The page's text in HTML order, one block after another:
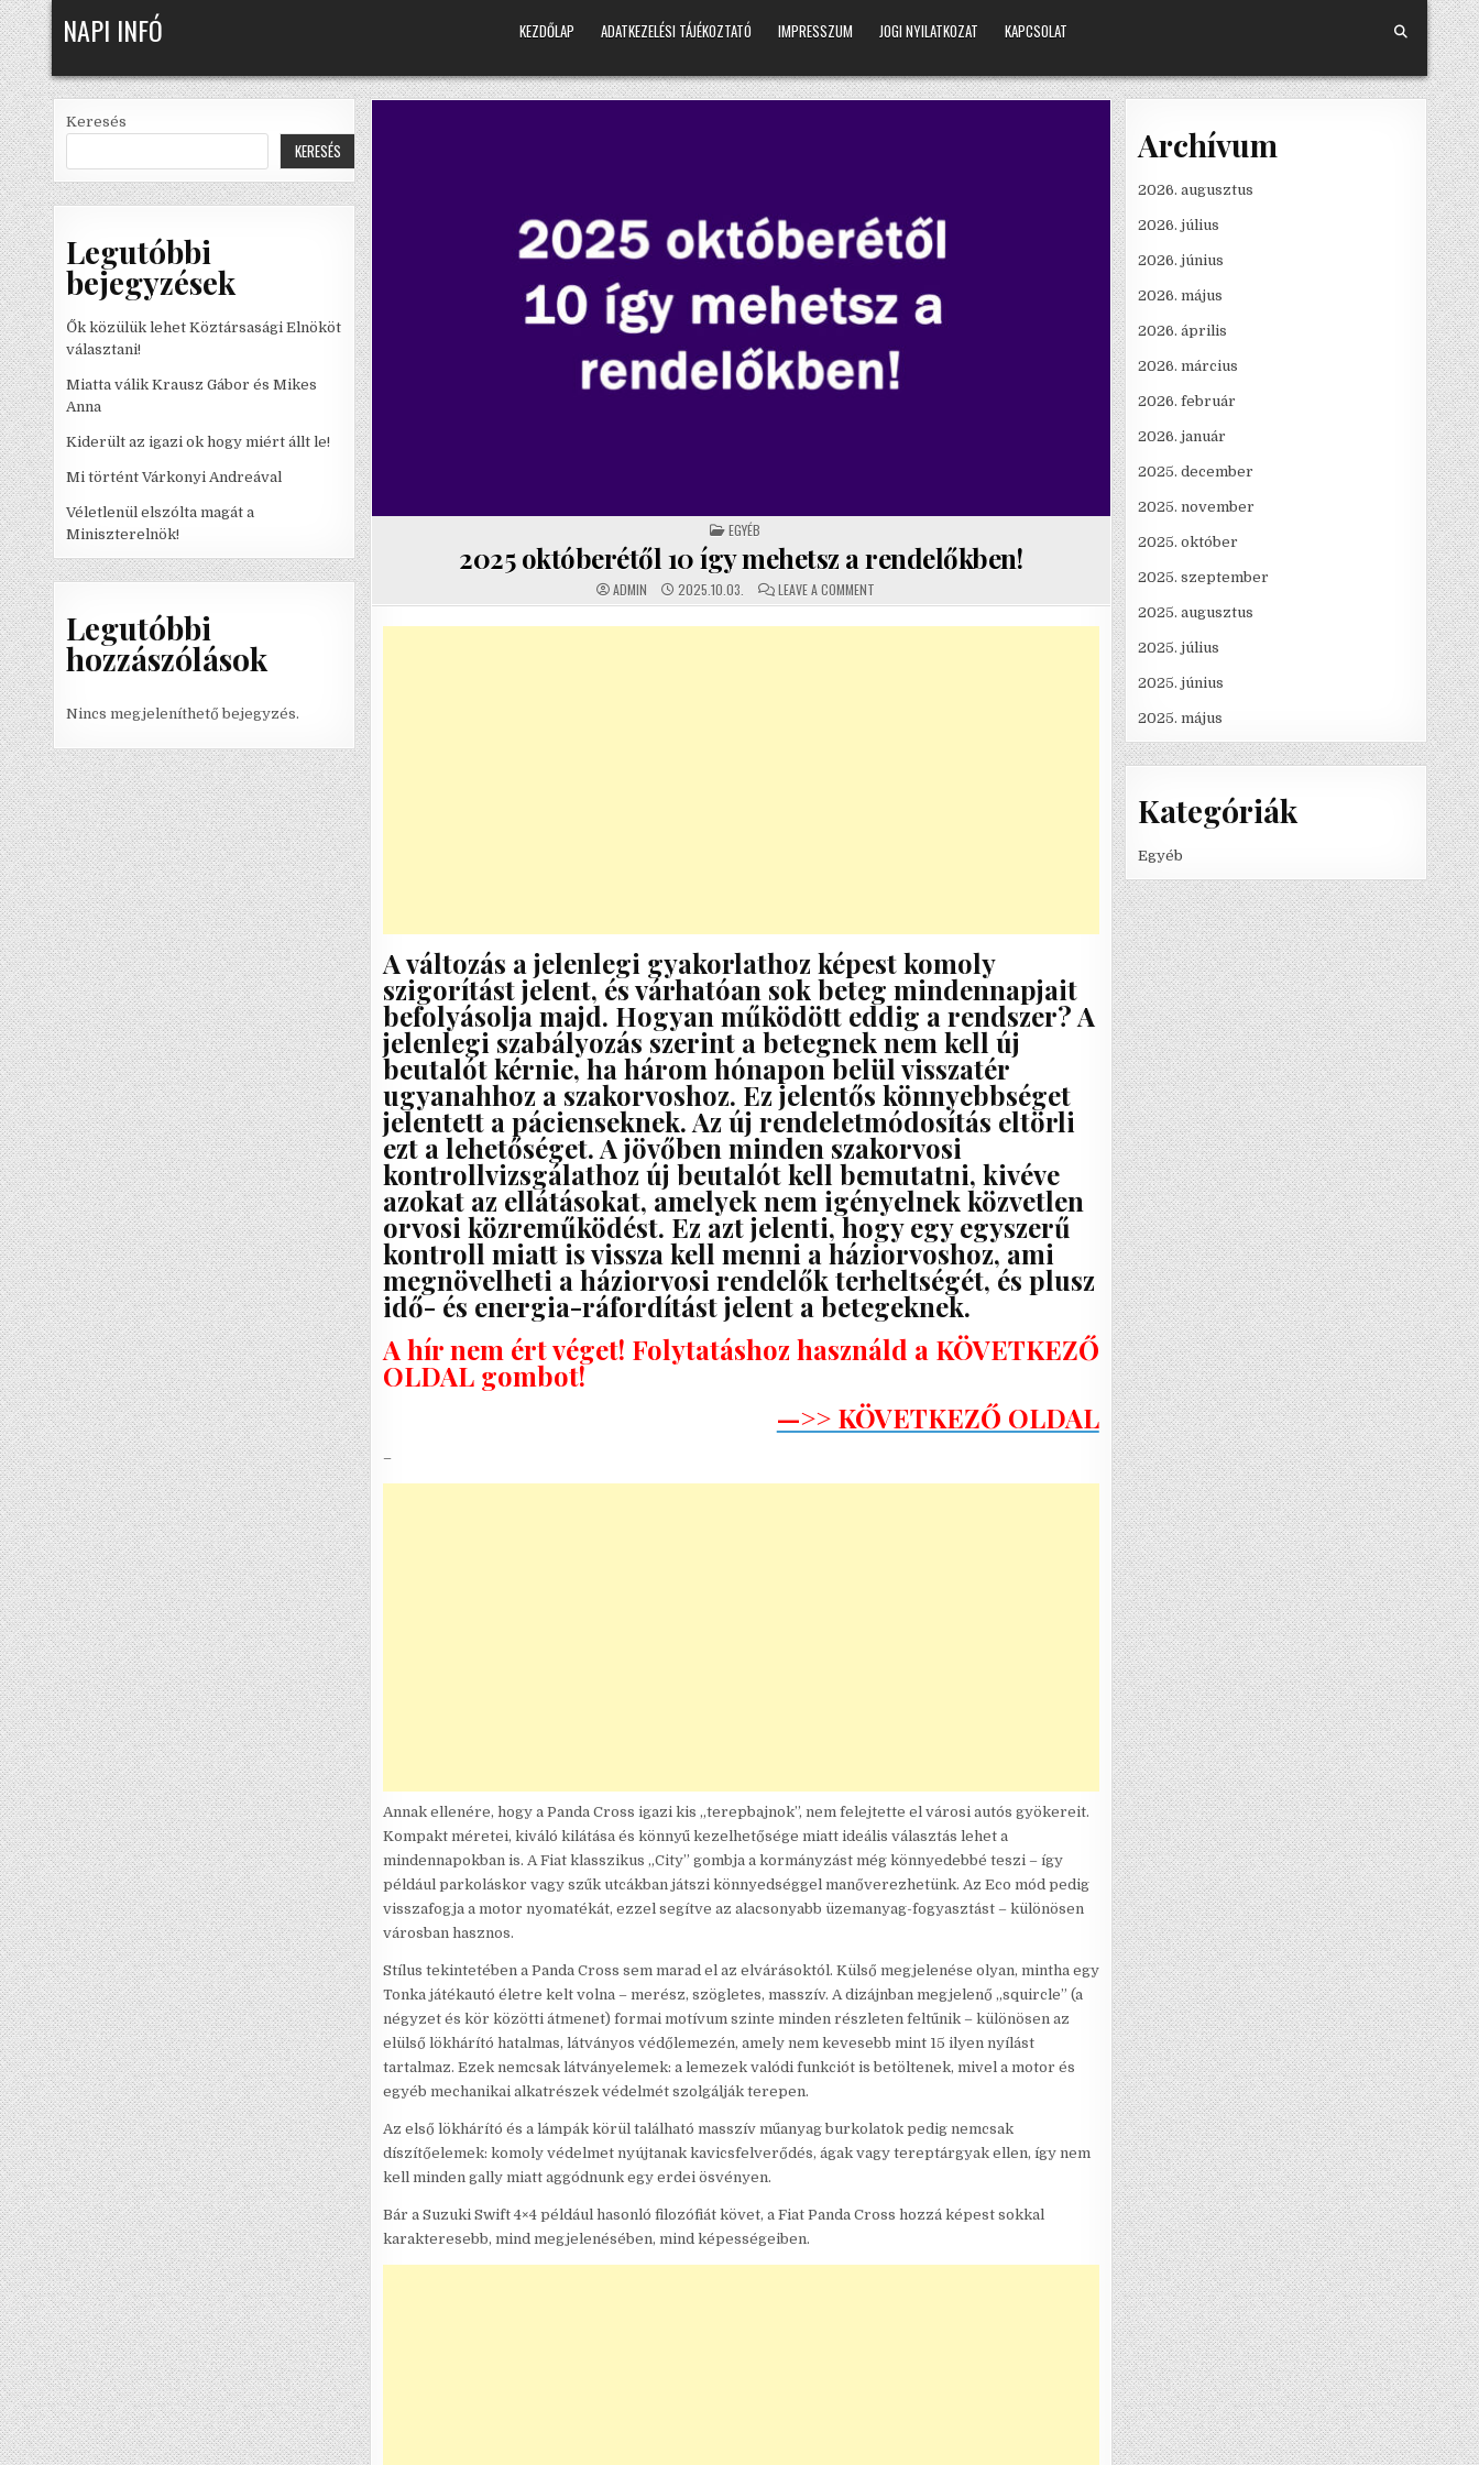
Skip
to
content
NAPI INFÓ KEZDŐLAP ADATKEZELÉSI TÁJÉKOZTATÓ IMPRESSZUM JOGI NYILATKOZAT KAPCSOLAT
Keresés
KERESÉS
Legutóbbi
bejegyzések
Ők közülük lehet Köztársasági Elnököt
választani!
Miatta válik Krausz Gábor és Mikes
Anna
Kiderült az igazi ok hogy miért állt le!
Mi történt Várkonyi Andreával
Véletlenül elszólta magát a
Miniszterelnök!
Legutóbbi
hozzászólások
Nincs megjeleníthető bejegyzés.
POSTED
IN
EGYÉB
2025 októberétől 10 így mehetsz a rendelőkben!
ADMIN 2025.10.03. LEAVE A COMMENTON
2025
10
A változás a jelenlegi gyakorlathoz képest komoly
szigorítást jelent, és várhatóan sok beteg mindennapjait
befolyásolja majd. Hogyan működött eddig a rendszer? A
jelenlegi szabályozás szerint a betegnek nem kell új
beutalót kérnie, ha három hónapon belül visszatér
ugyanahhoz a szakorvoshoz. Ez jelentős könnyebbséget
jelentett a pácienseknek. Az új rendeletmódosítás eltörli
ezt a lehetőséget. A jövőben minden szakorvosi
kontrollvizsgálathoz új beutalót kell bemutatni, kivéve
azokat az ellátásokat, amelyek nem igényelnek közvetlen
orvosi közreműködést. Ez azt jelenti, hogy egy egyszerű
kontroll miatt is vissza kell menni a háziorvoshoz, ami
megnövelheti a háziorvosi rendelők terheltségét, és plusz
idő- és energia-ráfordítást jelent a betegeknek.
A hír nem ért véget! Folytatáshoz használd a KÖVETKEZŐ
OLDAL gombot!
—>> KÖVETKEZŐ OLDAL
–
Annak ellenére, hogy a Panda Cross igazi kis „terepbajnok”, nem felejtette el városi autós gyökereit.
Kompakt méretei, kiváló kilátása és könnyű kezelhetősége miatt ideális választás lehet a
mindennapokban is. A Fiat klasszikus „City” gombja a kormányzást még könnyedebbé teszi – így
például parkoláskor vagy szűk utcákban játszi könnyedséggel manőverezhetünk. Az Eco mód pedig
visszafogja a motor nyomatékát, ezzel segítve az alacsonyabb üzemanyag-fogyasztást – különösen
városban hasznos.
Stílus tekintetében a Panda Cross sem marad el az elvárásoktól. Külső megjelenése olyan, mintha egy
Tonka játékautó életre kelt volna – merész, szögletes, masszív. A dizájnban megjelenő „squircle” (a
négyzet és kör közötti átmenet) formai motívum szinte minden részleten feltűnik – különösen az
elülső lökhárító hatalmas, látványos védőlemezén, amely nem kevesebb mint 15 ilyen nyílást
tartalmaz. Ezek nemcsak látványelemek: a lemezek valódi funkciót is betöltenek, mivel a motor és
egyéb mechanikai alkatrészek védelmét szolgálják terepen.
Az első lökhárító és a lámpák körül található masszív műanyag burkolatok pedig nemcsak
díszítőelemek: komoly védelmet nyújtanak kavicsfelverődés, ágak vagy tereptárgyak ellen, így nem
kell minden gally miatt aggódnunk egy erdei ösvényen.
Bár a Suzuki Swift 4×4 például hasonló filozófiát követ, a Fiat Panda Cross hozzá képest sokkal
karakteresebb, mind megjelenésében, mind képességeiben.
Archívum
2026. augusztus
2026. július
2026. június
2026. május
2026. április
2026. március
2026. február
2026. január
2025. december
2025. november
2025. október
2025. szeptember
2025. augusztus
2025. július
2025. június
2025. május
Kategóriák
Egyéb